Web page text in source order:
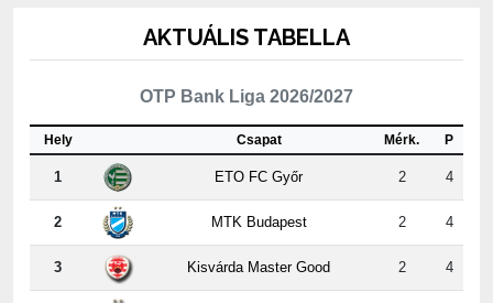
Csapat
1 ETO FC Győr 2 4
2 MTK Budapest 2 4
3 Kisvárda Master Good 2 4
4 Újpest FC 2 3